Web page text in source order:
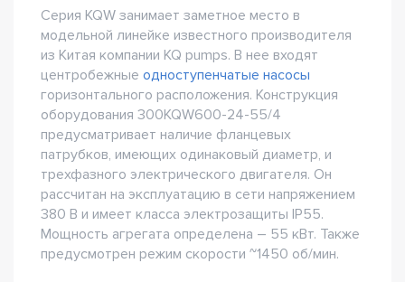
Серия KQW занимает заметное место в
модельной линейке известного производителя
из Китая компании KQ pumps. В нее входят
центробежные одноступенчатые насосы
горизонтального расположения. Конструкция
оборудования 300KQW600-24-55/4
предусматривает наличие фланцевых
патрубков, имеющих одинаковый диаметр, и
трехфазного электрического двигателя. Он
рассчитан на эксплуатацию в сети напряжением
380 В и имеет класса электрозащиты IP55.
Мощность агрегата определена – 55 кВт. Также
предусмотрен режим скорости ~1450 об/мин.